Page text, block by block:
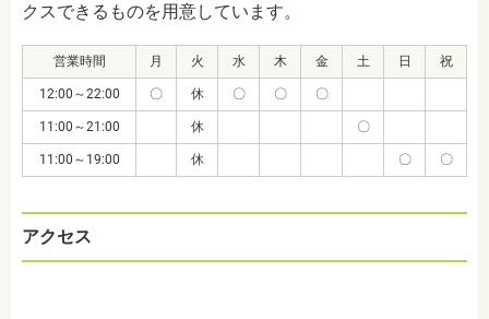
クスできるものを用意しています。
営業時間 月 火 水 木 金 土 日 祝
12:00～22:00 〇 休 〇 〇 〇
11:00～21:00 休 〇
11:00～19:00 休 〇 〇
アクセス